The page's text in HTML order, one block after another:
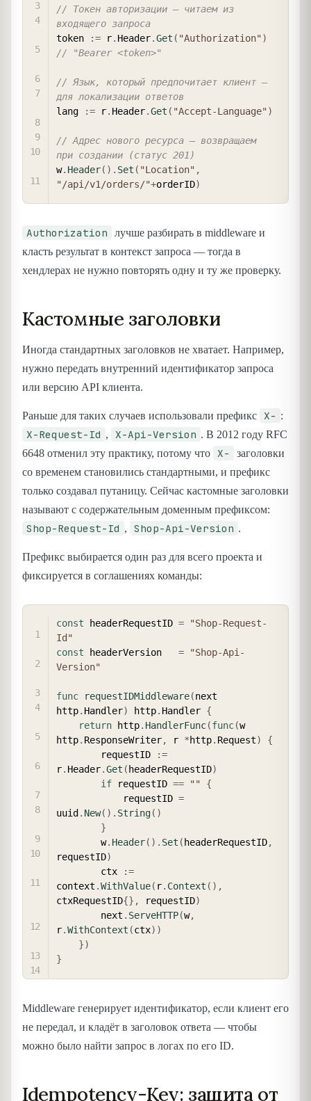
// Токен авторизации — читаем из
входящего запроса
token
:= r. Header.Get ( "Authorization")
// "Bearer <token>"
// Язык, который предпочитает клиент —
для локализации ответов
lang
:= r. Header.Get ( "Accept-Language")
// Адрес нового ресурса — возвращаем
при создании (статус 201)
w. Header( ) . Set ( "Location" ,
"/api/v1/orders/"+orderID)
Authorization
лучше разбирать в middleware и
класть результат в контекст запроса — тогда в
хендлерах не нужно повторять одну и ту же проверку.
Кастомные заголовки
Иногда стандартных заголовков не хватает. Например,
нужно передать внутренний идентификатор запроса
или версию API клиента.
Раньше для таких случаев использовали префикс X- :
X-Request-Id , X-Api-Version . В 2012 году RFC
6648 отменил эту практику, потому что X-
заголовки
со временем становились стандартными, и префикс
только создавал путаницу. Сейчас кастомные заголовки
называют с содержательным доменным префиксом:
Shop-Request-Id , Shop-Api-Version .
Префикс выбирается один раз для всего проекта и
фиксируется в соглашениях команды:
const headerRequestID =
"Shop-Request-
Id"
const headerVersion =
"Shop-Api-
Version"
func requestIDMiddleware(next
http. Handler) http. Handler {
return http. HandlerFunc(func(w
http. ResponseWriter, r *http. Request)
{
        requestID
:=
r. Header.Get ( headerRequestID)
if requestID == ""
{
            requestID
=
uuid . New( ) . String( )
}
        w
. Header( ) . Set ( headerRequestID,
requestID)
        ctx
:=
context .WithValue( r. Context ( ) ,
ctxRequestID{} , requestID)
        next
. ServeHTTP(w,
r.WithContext (ctx) )
})
}
COPY
Middleware генерирует идентификатор, если клиент его
не передал, и кладёт в заголовок ответа — чтобы
можно было найти запрос в логах по его ID.
Idempotency-Key: защита от